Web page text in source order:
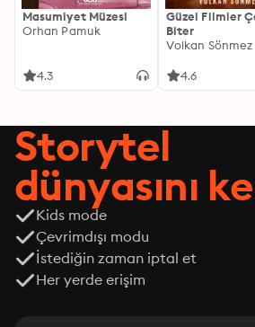
Masumiyet Müzesi
Orhan Pamuk
4.3
Güzel Filmler
Biter
Volkan Sönmez
4.6
Storytel
dünyasını
Kids mode
Çevrimdışı modu
İstediğin zaman iptal et
Her yerde erişim